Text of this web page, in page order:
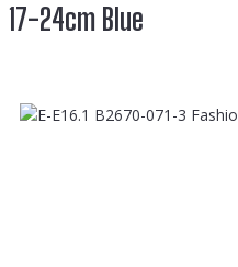
17-24cm Blue
Afbeeldingengalerij overslaan